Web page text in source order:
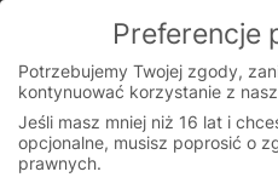
You are currently
Switch to the
Skip
content
Preferencje
Potrzebujemy Twojej zgody,
kontynuować korzystanie z
Jeśli masz mniej niż 16 lat i
opcjonalne, musisz poprosić o
prawnych.